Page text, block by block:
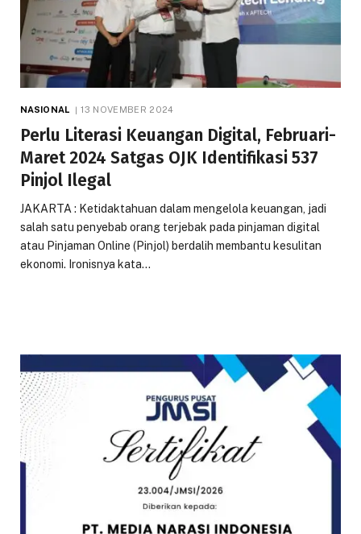
NASIONAL 13 NOVEMBER 2024
Perlu Literasi Keuangan Digital, Februari-
Maret 2024 Satgas OJK Identifikasi 537
Pinjol Ilegal
JAKARTA : Ketidaktahuan dalam mengelola keuangan, jadi
salah satu penyebab orang terjebak pada pinjaman digital
atau Pinjaman Online (Pinjol) berdalih membantu kesulitan
ekonomi. Ironisnya kata…